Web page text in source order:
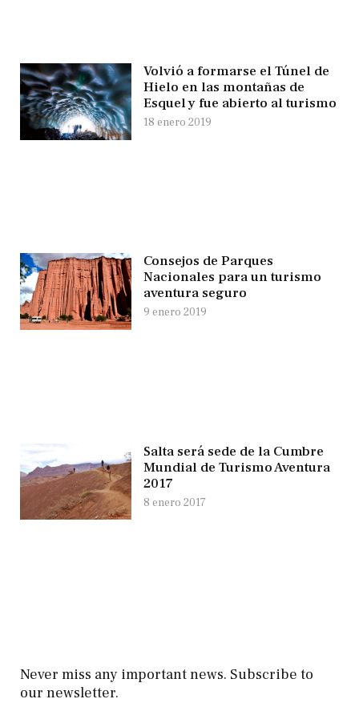
Volvió a formarse el Túnel de
Hielo en las montañas de
Esquel y fue abierto al turismo
18 enero 2019
Consejos de Parques
Nacionales para un turismo
aventura seguro
9 enero 2019
Salta será sede de la Cumbre
Mundial de Turismo Aventura
2017
8 enero 2017
Never miss any important news. Subscribe to
our newsletter.